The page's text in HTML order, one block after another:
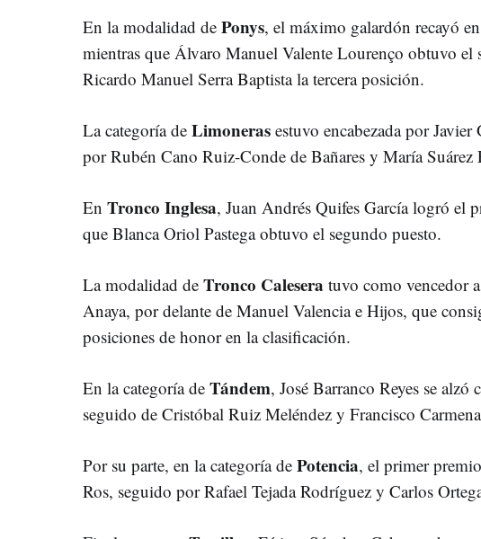
En la modalidad de Ponys, el máximo galardón recayó
mientras que Álvaro Manuel Valente Lourenço obtuvo el
Ricardo Manuel Serra Baptista la tercera posición.
La categoría de Limoneras estuvo encabezada por
por Rubén Cano Ruiz-Conde de Bañares y María Suárez
En Tronco Inglesa, Juan Andrés Quifes García logró el
que Blanca Oriol Pastega obtuvo el segundo puesto.
La modalidad de Tronco Calesera tuvo como vencedor
Anaya, por delante de Manuel Valencia e Hijos, que
posiciones de honor en la clasificación.
En la categoría de Tándem, José Barranco Reyes se
seguido de Cristóbal Ruiz Meléndez y Francisco
Por su parte, en la categoría de Potencia, el primer
Ros, seguido por Rafael Tejada Rodríguez y Carlos